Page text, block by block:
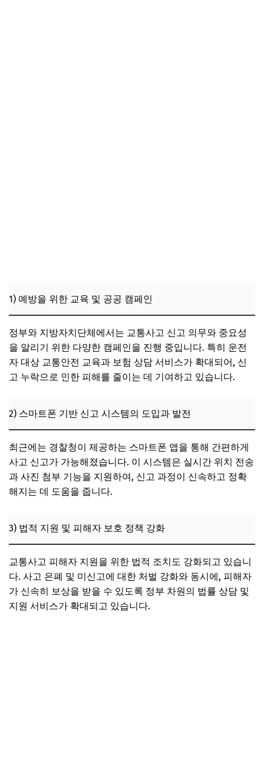
1) 예방을 위한 교육 및 공공 캠페인
정부와 지방자치단체에서는 교통사고 신고 의무와 중요성
을 알리기 위한 다양한 캠페인을 진행 중입니다. 특히 운전
자 대상 교통안전 교육과 보험 상담 서비스가 확대되어, 신
고 누락으로 인한 피해를 줄이는 데 기여하고 있습니다.
2) 스마트폰 기반 신고 시스템의 도입과 발전
최근에는 경찰청이 제공하는 스마트폰 앱을 통해 간편하게
사고 신고가 가능해졌습니다. 이 시스템은 실시간 위치 전송
과 사진 첨부 기능을 지원하여, 신고 과정이 신속하고 정확
해지는 데 도움을 줍니다.
3) 법적 지원 및 피해자 보호 정책 강화
교통사고 피해자 지원을 위한 법적 조치도 강화되고 있습니
다. 사고 은폐 및 미신고에 대한 처벌 강화와 동시에, 피해자
가 신속히 보상을 받을 수 있도록 정부 차원의 법률 상담 및
지원 서비스가 확대되고 있습니다.